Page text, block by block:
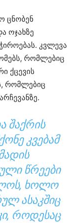
ცნობენ
ოჯახზე
კვლევა
რომლებიც
ქცევის
რომლებიც
ᲨᲐᲥᲠᲘᲡ
ᲙᲕᲔᲑᲐᲛ
ᲬᲠᲔᲔᲑᲘ
ᲮᲝᲚᲝ
ᲐᲡᲐᲙᲨᲘᲪ
ᲠᲝᲓᲔᲡᲐᲪ